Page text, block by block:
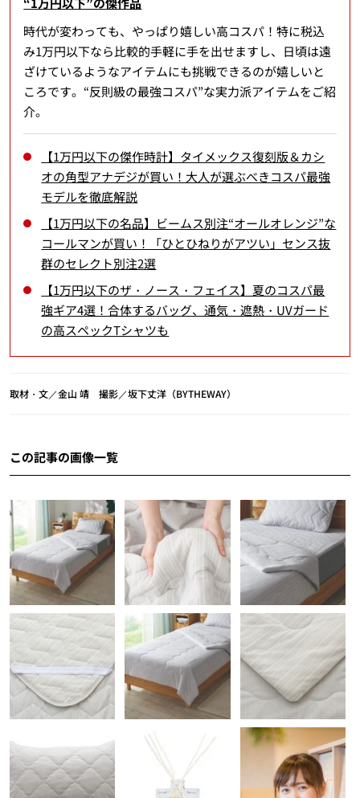
時代が変わっても、やっぱり嬉しい高コスパ！特に税込
み1万円以下なら比較的手軽に手を出せますし、日頃は遠
ざけているようなアイテムにも挑戦できるのが嬉しいと
ころです。“反則級の最強コスパ”な実力派アイテムをご紹
介。
【1万円以下の傑作時計】タイメックス復刻版＆カシ
オの角型アナデジが買い！大人が選ぶべきコスパ最強
モデルを徹底解説
【1万円以下の名品】ビームス別注“オールオレンジ”な
コールマンが買い！「ひとひねりがアツい」センス抜
群のセレクト別注2選
【1万円以下のザ・ノース・フェイス】夏のコスパ最
強ギア4選！合体するバッグ、通気・遮熱・UVガード
の高スペックTシャツも
取材・文／金山 靖 撮影／坂下丈洋（BYTHEWAY）
この記事の画像一覧